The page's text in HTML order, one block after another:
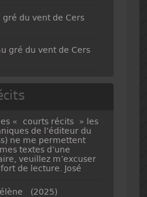
gré du vent de Cers
gré du vent de Cers
« courts récits » les
de l’éditeur du
ne me permettent
textes d’une
veuillez m’excuser
de lecture. José
(2025)